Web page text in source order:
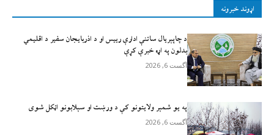
اړوند خبرونه
د چاپېریال ساتنې ادارې رییس او د اذربایجان سفیر د اقلیمي
بدلون په اړه خبرې کړې
آگست 6, 2026
په یو شمېر ولایتونو کې د ورښت او سېلابونو اټکل شوی
آگست 6, 2026